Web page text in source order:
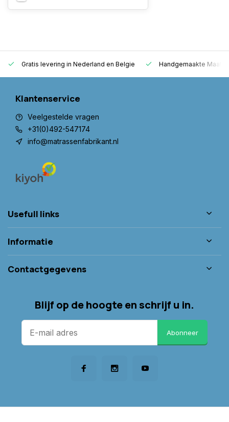
Gratis levering in Nederland en Belgie Handgemaakte
Klantenservice
Veelgestelde vragen
+31(0)492-547174
info@matrassenfabrikant.nl
Usefull links
Informatie
Contactgegevens
Blijf op de hoogte en schrijf u in.
Abonneer